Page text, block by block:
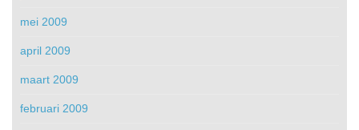
mei 2009
april 2009
maart 2009
februari 2009